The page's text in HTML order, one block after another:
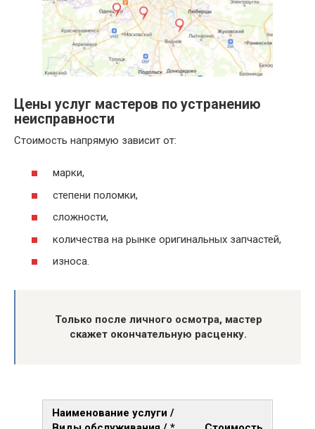
Цены услуг мастеров по устранению
неисправности
Стоимость напрямую зависит от:
марки,
степени поломки,
сложности,
количества на рынке оригинальных запчастей,
износа.
Только после личного осмотра, мастер
скажет окончательную расценку.
Наименование услуги /